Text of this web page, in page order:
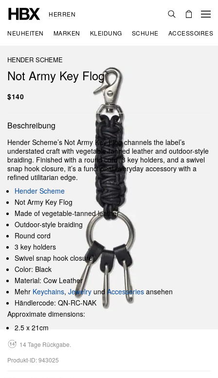
HERREN
NEUHEITEN MARKEN KLEIDUNG SCHUHE ACCESSOIRES
HENDER SCHEME
Not Army Key Flog
$140
Beschreibung
Hender Scheme’s Not Army Key Flog channels the label’s
understated craft with vegetable-tanned leather and outdoor-style
braiding. Finished with a round cord, 3 key holders, and a swivel
snap hook closure, it’s a functional everyday accessory with a
refined utilitarian edge.
Hender Scheme
Not Army Key Flog
Made of vegetable-tanned leather
Outdoor-style braiding
Round cord
3 key holders
Swivel snap hook closure
Color: Black
Material: Cow Leather
Mehr Keychains, Jewelry und Accessories ansehen
Händlercode: QN-RC-NAK
Approximate dimensions:
2.5 x 21cm
14 Tage Rückgabe.
Produkt-ID: 943025